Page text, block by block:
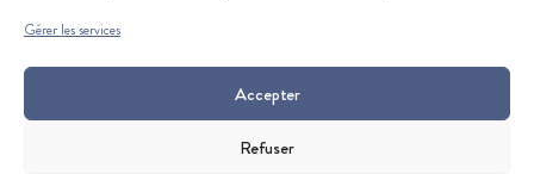
Gérer les services
Accepter
Refuser
CONTACTEZ-NOUS
SUIVEZ-NOUS